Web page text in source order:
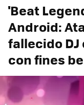
'Beat
Android:
fallecido
con fines